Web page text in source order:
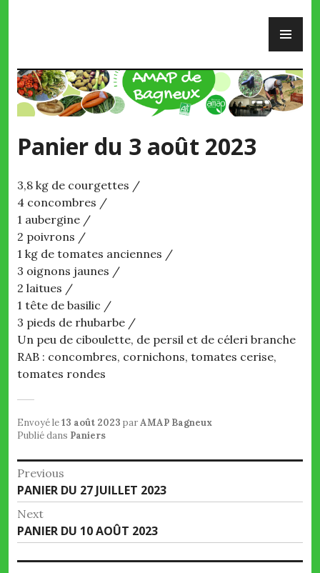
Panier du 3 août 2023
3,8 kg de courgettes /
4 concombres /
1 aubergine /
2 poivrons /
1 kg de tomates anciennes /
3 oignons jaunes /
2 laitues /
1 tête de basilic /
3 pieds de rhubarbe /
Un peu de ciboulette, de persil et de céleri branche
RAB : concombres, cornichons, tomates cerise,
tomates rondes
Envoyé le13 août 2023 parAMAP Bagneux
Publié dans Paniers
Navigation
de
l’article
Previous
Previous
post:
PANIER DU 27 JUILLET 2023
Next
Next
post:
PANIER DU 10 AOÛT 2023